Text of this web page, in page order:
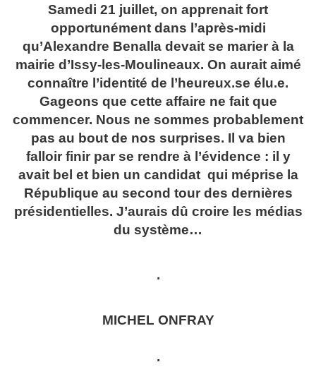
Samedi 21 juillet, on apprenait fort
opportunément dans l’après-midi
qu’Alexandre Benalla devait se marier à la
mairie d’Issy-les-Moulineaux. On aurait aimé
connaître l’identité de l’ heureux.se élu.e.
Gageons que cette affaire ne fait que
commencer. Nous ne sommes probablement
pas au bout de nos surprises. Il va bien
falloir finir par se rendre à l’évidence : il y
avait bel et bien un candidat qui méprise la
République au second tour des dernières
présidentielles. J’aurais dû croire les médias
du système…
.
MICHEL ONFRAY
.